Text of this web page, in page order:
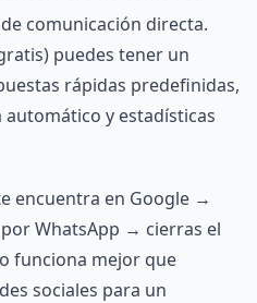
comunicación directa.
puedes tener un
rápidas predefinidas,
y estadísticas
encuentra en Google →
WhatsApp → cierras el
funciona mejor que
sociales para un